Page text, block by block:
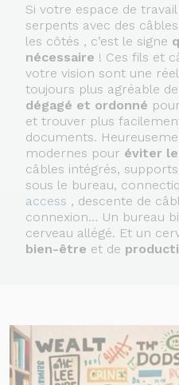
Si votre espace de
serpents avec des
les côtés , c’est le signe
nécessaire ! Ces fils et
votre vision sont une
toujours plus agréable
dégagé et ordonné
et trouver plus
documents.
modernes pour éviter
câbles intégrés,
sous le bureau,
access , descente de
connexion… Un bureau
cerveau allégé. Et un
bien-être et de